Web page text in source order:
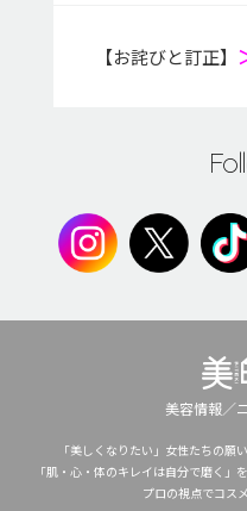
【お詫びと訂正】
美容情報／
「美しくなりたい」女性たちの願
「肌・心・体のキレイは自分で磨く
プロの視点でコス